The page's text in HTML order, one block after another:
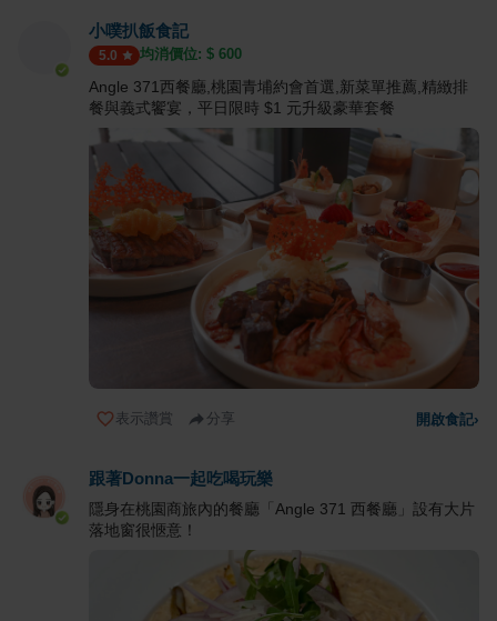
小噗扒飯食記
5.0 均消價位: $ 600
Angle 371西餐廳,桃園青埔約會首選,新菜單推薦,精緻排
餐與義式饗宴，平日限時 $1 元升級豪華套餐
表示讚賞 分享 開啟食記›
跟著Donna一起吃喝玩樂
隱身在桃園商旅內的餐廳「Angle 371 西餐廳」設有大片
落地窗很愜意！